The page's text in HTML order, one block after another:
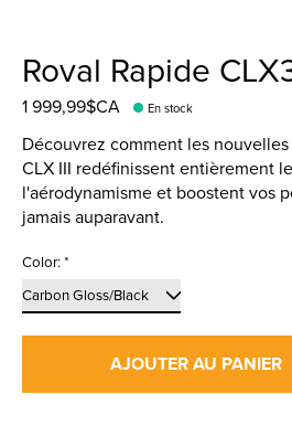
Roval Rapide
1 999,99$CA En stock
Découvrez comment les
CLX III redéfinissent entièrement
l'aérodynamisme et boostent vos
jamais auparavant.
Color:*
AJOUTER AU PANIER